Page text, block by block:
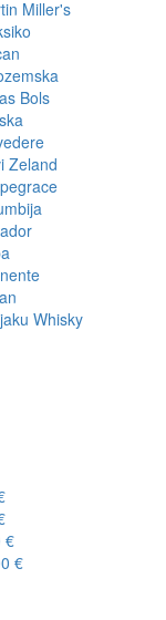
Miller's
Bols
Zeland
Whisky
€
€